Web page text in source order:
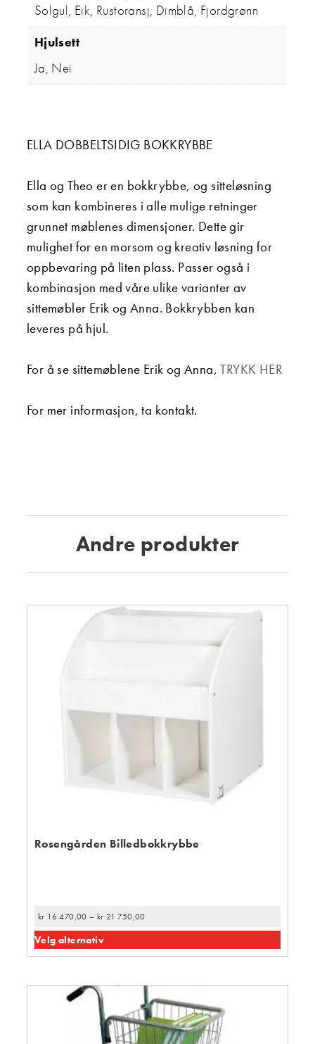
Solgul, Eik, Rustoransj, Dimblå, Fjordgrønn
Hjulsett
Ja, Nei
ELLA DOBBELTSIDIG BOKKRYBBE
Ella og Theo er en bokkrybbe, og sitteløsning
som kan kombineres i alle mulige retninger
grunnet møblenes dimensjoner. Dette gir
mulighet for en morsom og kreativ løsning for
oppbevaring på liten plass. Passer også i
kombinasjon med våre ulike varianter av
sittemøbler Erik og Anna. Bokkrybben kan
leveres på hjul.
For å se sittemøblene Erik og Anna,TRYKK HER
For mer informasjon, ta kontakt.
Andre produkter
Rosengården Billedbokkrybbe
kr 16 470,00 – kr 21 750,00
Velg alternativ